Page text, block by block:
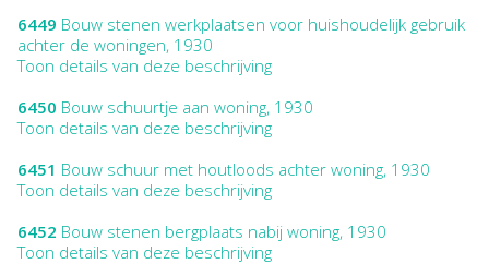
6449 Bouw stenen werkplaatsen voor huishoudelijk gebruik
achter de woningen, 1930
Toon details van deze beschrijving
6450 Bouw schuurtje aan woning, 1930
Toon details van deze beschrijving
6451 Bouw schuur met houtloods achter woning, 1930
Toon details van deze beschrijving
6452 Bouw stenen bergplaats nabij woning, 1930
Toon details van deze beschrijving